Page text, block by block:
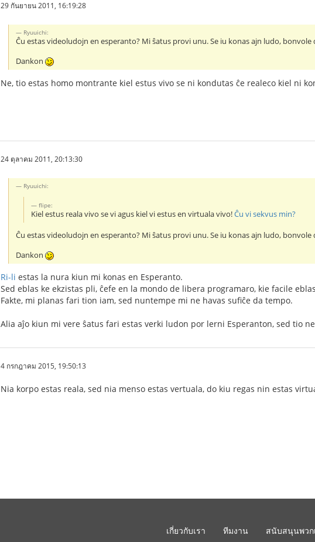
29 กันยายน 2011, 16:19:28
Ryuuichi:
Ĉu estas videoludojn en esperanto? Mi ŝatus provi unu. Se iu konas ajn ludo, bonvole
Dankon
Ne, tio estas homo montrante kiel estus vivo se ni kondutas ĉe realeco kiel ni
24 ตุลาคม 2011, 20:13:30
Ryuuichi:
flipe:
Kiel estus reala vivo se vi agus kiel vi estus en virtuala vivo!Ĉu vi sekvus min?
Ĉu estas videoludojn en esperanto? Mi ŝatus provi unu. Se iu konas ajn ludo, bonvole
Dankon
Ri-li estas la nura kiun mi konas en Esperanto.
Sed eblas ke ekzistas pli, ĉefe en la mondo de libera programaro, kie facile
Fakte, mi planas fari tion iam, sed nuntempe mi ne havas sufiĉe da tempo.
Alia aĵo kiun mi vere ŝatus fari estas verki ludon por lerni Esperanton, sed tio
4 กรกฎาคม 2015, 19:50:13
Nia korpo estas reala, sed nia menso estas vertuala, do kiu regas nin estas
เกี่ยวกับเรา ทีมงาน สนับสนุนพวก